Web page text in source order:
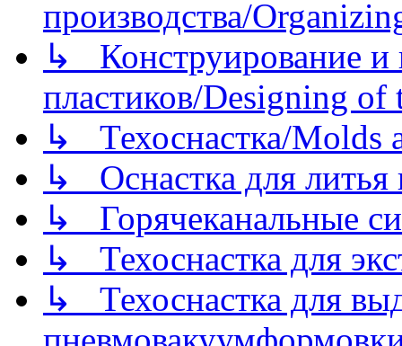
производства/
↳ Конструирование и
пластиков/Designing of
↳ Техоснастка/Molds
↳ Оснастка для литья
↳ Горячеканальные
↳ Техоснастка для
↳ Техоснастка для